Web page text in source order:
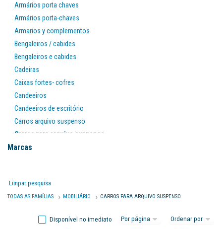
Armários porta chaves
Armários porta-chaves
Armarios y complementos
Bengaleiros / cabides
Bengaleiros e cabides
Cadeiras
Caixas fortes- cofres
Candeeiros
Candeeiros de escritório
Carros arquivo suspenso
Carros para arquivo suspenso
Cesto de papeis
Escadas / bancos
Escadas/bancos
Expositores
Marcas
Limpar pesquisa
TODAS AS FAMÍLIAS MOBILIÁRIO CARROS PARA ARQUIVO SUSPENSO
Disponível no imediato